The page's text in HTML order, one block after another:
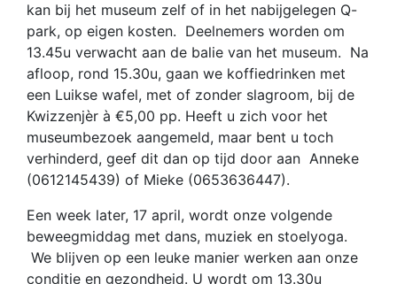
kan bij het museum zelf of in het nabijgelegen Q-
park, op eigen kosten. Deelnemers worden om
13.45u verwacht aan de balie van het museum. Na
afloop, rond 15.30u, gaan we koffiedrinken met
een Luikse wafel, met of zonder slagroom, bij de
Kwizzenjèr à €5,00 pp. Heeft u zich voor het
museumbezoek aangemeld, maar bent u toch
verhinderd, geef dit dan op tijd door aan Anneke
(0612145439) of Mieke (0653636447).
Een week later, 17 april, wordt onze volgende
beweegmiddag met dans, muziek en stoelyoga.
We blijven op een leuke manier werken aan onze
conditie en gezondheid. U wordt om 13.30u